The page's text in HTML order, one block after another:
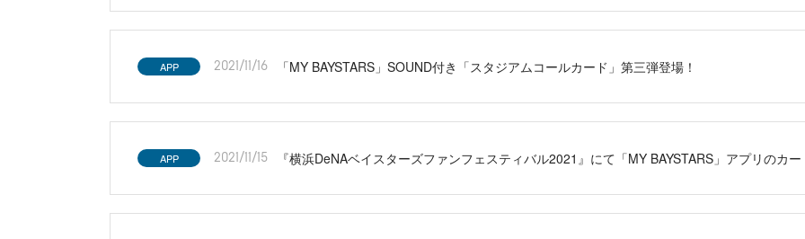
APP 2021/11/16 「MY BAYSTARS」SOUND付き「スタジアムコールカード」第三弾登場！
APP 2021/11/15 『横浜DeNAベイスターズファンフェスティバル2021』にて「MY BAYSTARS」アプリのカ